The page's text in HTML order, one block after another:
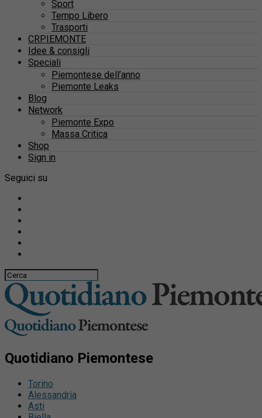
Sport
Tempo Libero
Trasporti
CRPIEMONTE
Idee & consigli
Speciali
Piemontese dell’anno
Piemonte Leaks
Blog
Network
Piemonte Expo
Massa Critica
Shop
Sign in
Seguici su
Quotidiano Piemontese
Torino
Alessandria
Asti